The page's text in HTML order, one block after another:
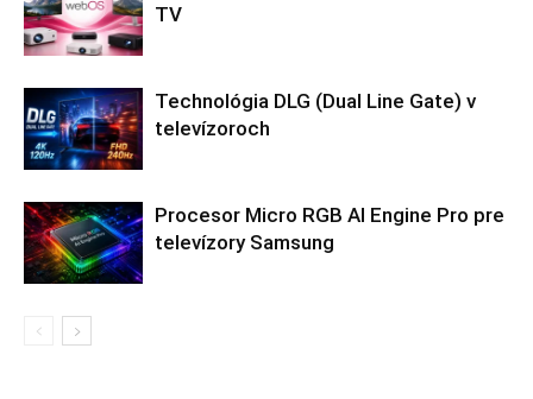
TV
Technológia DLG (Dual Line Gate) v
televízoroch
Procesor Micro RGB AI Engine Pro pre
televízory Samsung